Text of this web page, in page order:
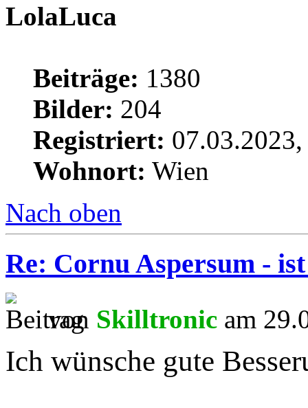
LolaLuca
Beiträge: 1380
Bilder: 204
Registriert:
Wohnort: Wien
Nach oben
Re: Cornu Aspersum -
von Skilltronic am
Ich wünsche gute